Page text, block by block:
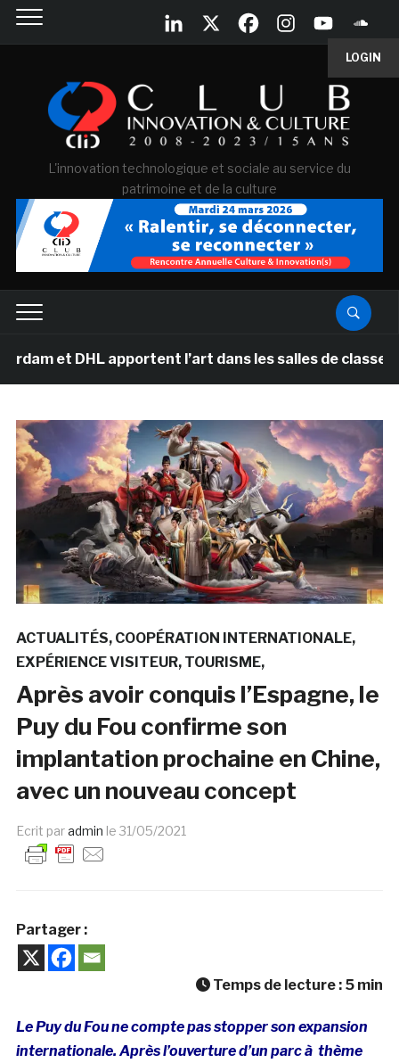
LOGIN
L'innovation technologique et sociale au service du
patrimoine et de la culture
DHL apportent l’art dans les salles de classe des
ACTUALITÉS COOPÉRATION INTERNATIONALE
EXPÉRIENCE VISITEUR TOURISME
Après avoir conquis l’Espagne, le
Puy du Fou confirme son
implantation prochaine en Chine,
avec un nouveau concept
Ecrit paradmin le 31/05/2021
Partager :
Temps de lecture : 5 min
Le Puy du Fou ne compte pas stopper son expansion
internationale. Après l’ouverture d’un parc à thème